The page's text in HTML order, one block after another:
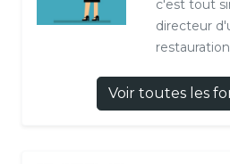
c'est tout
directeur
Voir toutes les